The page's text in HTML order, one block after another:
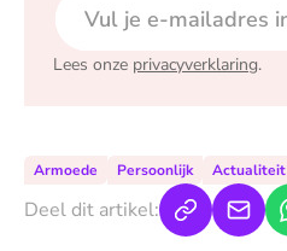
Lees onze privacyverklaring.
Armoede Persoonlijk Actualiteit
Deel dit artikel: